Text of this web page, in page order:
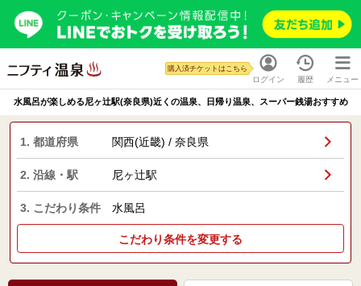
ログイン
購入済チケットはこちら
履歴 メニュー
水風呂が楽しめる尼ヶ辻駅(奈良県)近くの温泉、日帰り温泉、スーパー銭湯おすすめ
1. 都道府県 関西(近畿) / 奈良県
2. 沿線・駅 尼ヶ辻駅
3. こだわり条件 水風呂
こだわり条件を変更する